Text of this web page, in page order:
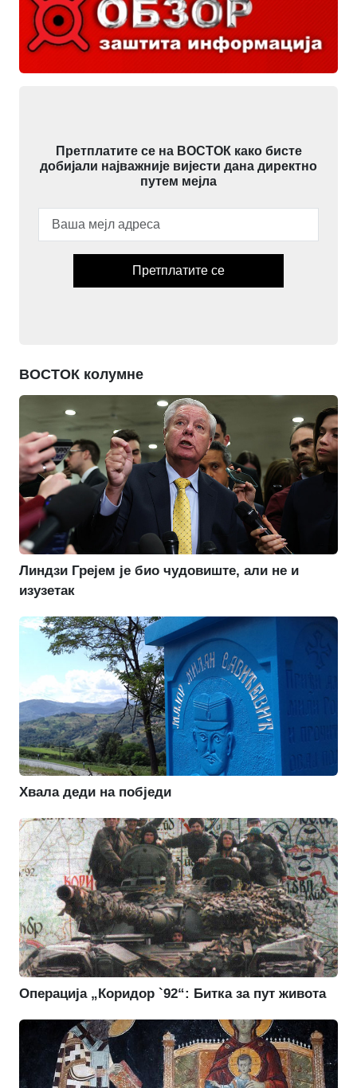
Претплатите се на ВОСТОК како бисте
добијали најважније вијести дана директно
путем мејла
Претплатите се
ВОСТОК колумне
Линдзи Грејем је био чудовиште, али не и
изузетак
Хвала деди на побједи
Операција „Коридор `92“: Битка за пут живота